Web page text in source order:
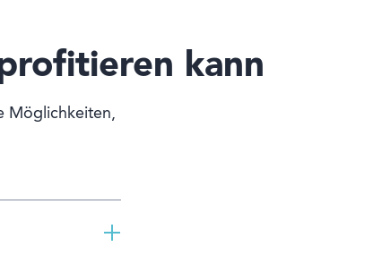
kann
Möglichkeiten,